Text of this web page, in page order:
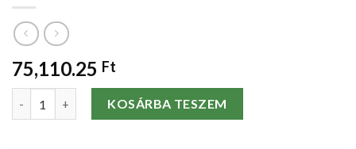
75,110.25 Ft
Replika órák Omega Seamaster Chrono Diver 2598.80.00-42
KOSÁRBA TESZEM